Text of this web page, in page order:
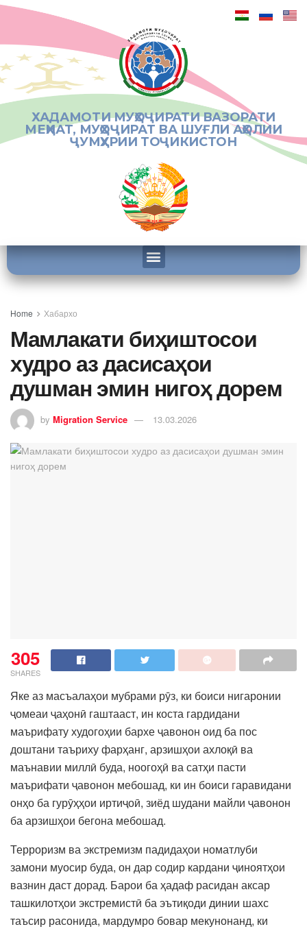
ХАДАМОТИ МУҲОҶИРАТИ ВАЗОРАТИ
МЕҲНАТ, МУҲОҶИРАТ ВА ШУҒЛИ АҲОЛИИ
ҶУМҲУРИИ ТОҶИКИСТОН
Home Хабархо
Мамлакати биҳиштосои
худро аз дасисаҳои
душман эмин нигоҳ дорем
by Migration Service 13.03.2026
305
SHARES
Яке аз масъалаҳои мубрами рӯз, ки боиси нигаронии
ҷомеаи ҷаҳонӣ гаштааст, ин коста гардидани
маърифату худогоҳии бархе ҷавонон оид ба пос
доштани таъриху фарҳанг, арзишҳои ахлоқӣ ва
маънавии миллӣ буда, ноогоҳӣ ва сатҳи пасти
маърифати ҷавонон мебошад, ки ин боиси гаравидани
онҳо ба гурӯҳҳои иртиҷоӣ, зиёд шудани майли ҷавонон
ба арзишҳои бегона мебошад.
Терроризм ва экстремизм падидаҳои номатлуби
замони муосир буда, он дар содир кардани ҷиноятҳои
вазнин даст дорад. Барои ба ҳадаф расидан аксар
ташкилотҳои экстремистӣ ба эътиқоди динии шахс
таъсир расонида, мардумро бовар мекунонанд, ки